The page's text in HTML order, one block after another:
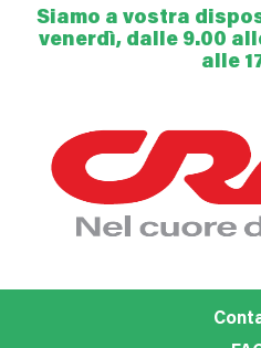
Siamo a vostra
venerdì, dalle 9.00
alle